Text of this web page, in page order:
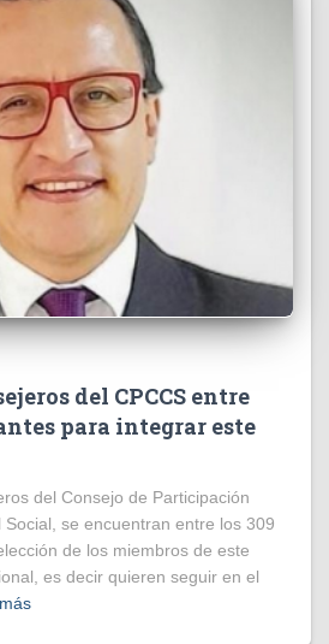
del CPCCS entre
para integrar este
del Consejo de Participación
se encuentran entre los 309
de los miembros de este
es decir quieren seguir en el